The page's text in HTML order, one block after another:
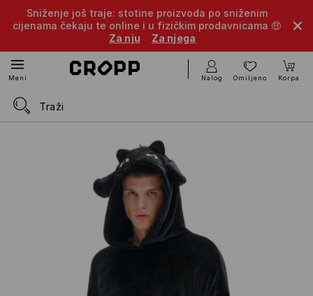
Sniženje još traje: stotine proizvoda po sniženim
cijenama čekaju te online i u fizičkim prodavnicama 🤑
Za nju
Za njega
Meni Nalog Omiljeno Korpa